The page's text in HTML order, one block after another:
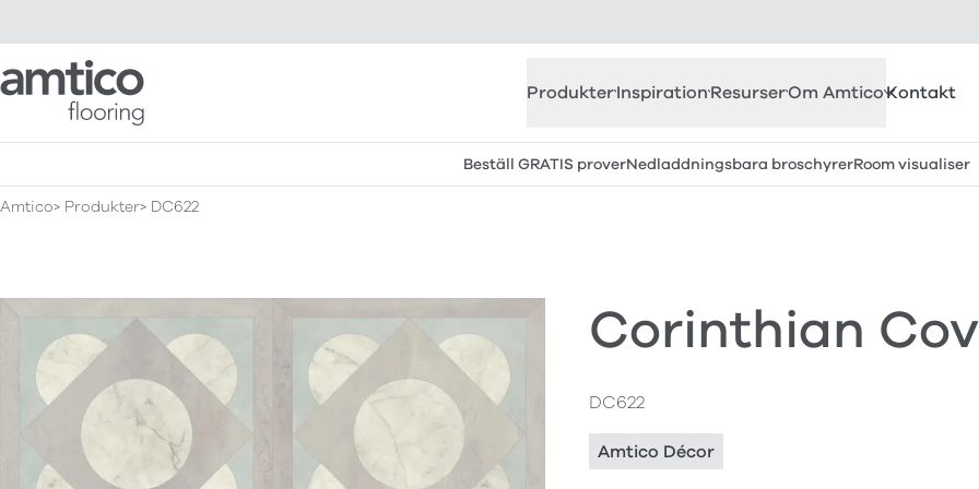
Amtico Flooring
ProdukterInspirationResurserOm AmticoKontakt
Beställ GRATIS proverNedladdningsbara broschyrerRoom visualiser
Amtico Produkter DC622
Corinthian
DC622
Amtico Décor